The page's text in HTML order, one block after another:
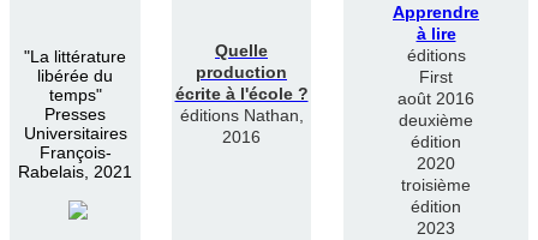
"La littérature
libérée du
temps"
Presses
Universitaires
François-
Rabelais, 2021
Quelle
production
écrite à l'école ?
éditions Nathan,
2016
Apprendre
à lire
éditions
First
août 2016
deuxième
édition
2020
troisième
édition
2023